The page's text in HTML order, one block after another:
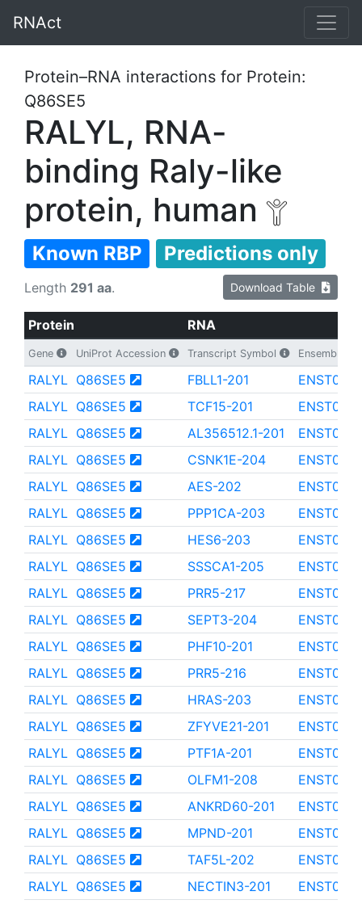
RNAct
Protein–RNA interactions for Protein:
Q86SE5
RALYL, RNA-
binding Raly-like
protein, human
Known RBP Predictions only
Length 291 aa. Download Table
Protein RNA
Gene UniProt Accession Transcript Symbol Ensembl
RALYL Q86SE5 FBLL1-201
RALYL Q86SE5 TCF15-201
RALYL Q86SE5 AL356512.1-201
RALYL Q86SE5 CSNK1E-204
RALYL Q86SE5 AES-202
RALYL Q86SE5 PPP1CA-203
RALYL Q86SE5 HES6-203
RALYL Q86SE5 SSSCA1-205
RALYL Q86SE5 PRR5-217
RALYL Q86SE5 SEPT3-204
RALYL Q86SE5 PHF10-201
RALYL Q86SE5 PRR5-216
RALYL Q86SE5 HRAS-203
RALYL Q86SE5 ZFYVE21-201
RALYL Q86SE5 PTF1A-201
RALYL Q86SE5 OLFM1-208
RALYL Q86SE5 ANKRD60-201
RALYL Q86SE5 MPND-201
RALYL Q86SE5 TAF5L-202
RALYL Q86SE5 NECTIN3-201